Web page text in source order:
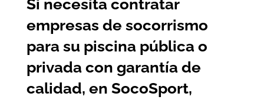
Si necesita contratar
empresas de socorrismo
para su piscina pública o
privada con garantía de
calidad, en SocoSport,